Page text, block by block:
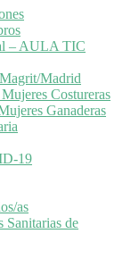
– AULA TIC
Madrid
Costureras
Ganaderas
19
as
Sanitarias de